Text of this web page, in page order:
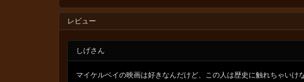
レビュー
しげさん
マイケルベイの映画は好きなんだけど、この人は歴史に触れちゃい